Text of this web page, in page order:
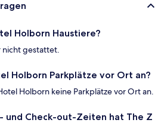
Holborn Haustiere?
nicht gestattet.
Holborn Parkplätze vor Ort an?
Holborn keine Parkplätze vor Ort an.
und Check-out-Zeiten hat The Z